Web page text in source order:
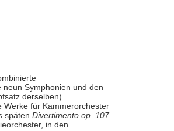
Symphonien und den
derselben)
Werke für Kammerorchester
späten Divertimento op. 107
in den